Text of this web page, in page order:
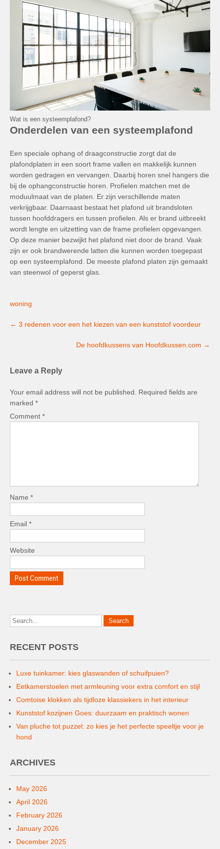
Wat is een systeemplafond?
Onderdelen van een systeemplafond
Een speciale ophang of draagconstructie zorgt dat de
plafondplaten in een soort frame vallen en makkelijk kunnen
worden gedragen en vervangen. Daarbij horen snel hangers die
bij de ophangconstructie horen. Profielen matchen met de
moduulmaat van de platen. Er zijn verschillende maten
verkrijgbaar. Daarnaast bestaat het plafond uit brandsloten
tussen hoofddragers en tussen profielen. Als er brand uitbreekt
wordt lengte en uitzetting van de frame profielen opgevangen.
Op deze manier bezwijkt het plafond niet door de brand. Vaak
zijn er ook brandwerende latten die kunnen worden toegepast
op een systeemplafond. De meeste plafond platen zijn gemaakt
van steenwol of geperst glas.
woning
navigation
← 3 redenen voor een het kiezen van een kunststof voordeur
De hoofdkussens van Hoofdkussen.com →
Leave a Reply
Your email address will not be published.
Required fields are
marked *
Comment *
Name *
Email *
Website
RECENT POSTS
Luxe tuinkamer: kies glaswanden of schuifpuien?
Eetkamerstoelen met armleuning voor extra comfort en stijl
Comtoise klokken als tijdloze klassiekers in het interieur
Kunststof kozijnen Goes: duurzaam en praktisch wonen
Van pluche tot puzzel: zo kies je het perfecte speeltje voor je
hond
ARCHIVES
May 2026
April 2026
February 2026
January 2026
December 2025